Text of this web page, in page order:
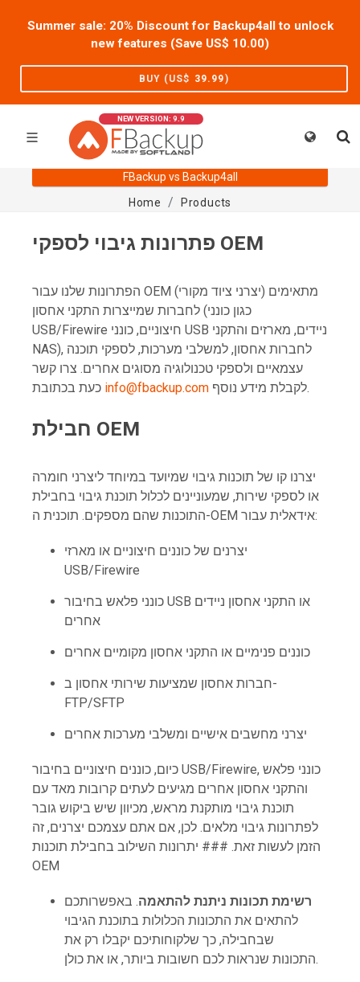
Summer sale: 20% Discount for Backup4all to unlock
new features (Save US$ 10.00)
BUY (US$ 39.99)
NEW VERSION: 9.9
FBackup vs Backup4all
Home
Products
פתרונות גיבוי לספקי OEM
הפתרונות שלנו עבור OEM (יצרני ציוד מקורי) מתאימים
לחברות שמייצרות התקני אחסון (כגון כונני
USB/Firewire חיצוניים, כונני USB ניידים, מארזים והתקני
NAS), לחברות אחסון, למשלבי מערכות, לספקי תוכנה
עצמאיים ולספקי טכנולוגיה מסוגים אחרים. צרו קשר
info@fbackup.com לקבלת מידע נוסף.
חבילת OEM
יצרנו קו של תוכנות גיבוי שמיועד במיוחד ליצרני חומרה
או לספקי שירות, שמעוניינים לכלול תוכנת גיבוי בחבילת
התוכנות שהם מספקים. תוכנית ה-OEM אידאלית עבור:
יצרנים של כוננים חיצוניים או מארזי
USB/Firewire
כונני פלאש בחיבור USB או התקני אחסון ניידים
אחרים
כוננים פנימיים או התקני אחסון מקומיים אחרים
חברות אחסון שמציעות שירותי אחסון ב-
FTP/SFTP
יצרני מחשבים אישיים ומשלבי מערכות אחרים
כיום, כוננים חיצוניים בחיבור USB/Firewire, כונני פלאש
והתקני אחסון אחרים מגיעים לעתים קרובות מאד עם
תוכנת גיבוי מותקנת מראש, מכיוון שיש ביקוש גובר
לפתרונות גיבוי מלאים. לכן, אם אתם עצמכם יצרנים, זה
הזמן לעשות זאת. ### יתרונות השילוב בחבילת תוכנות
OEM
רשימת תכונות ניתנת להתאמה. באפשרותכם
להתאים את התכונות הכלולות בתוכנת הגיבוי
שבחבילה, כך שלקוחותיכם יקבלו רק את
התכונות שנראות לכם חשובות ביותר, או את כולן.